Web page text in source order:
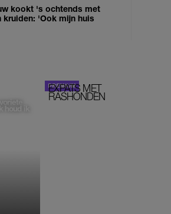
kookt 's ochtends met
kruiden: 'Ook mijn huis
ik
EXPATS MET
RASHONDEN